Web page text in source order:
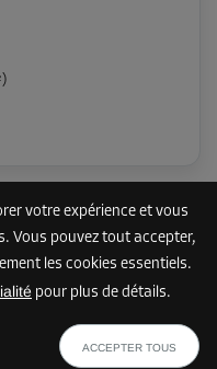
votre expérience et vous
Vous pouvez tout accepter,
les cookies essentiels.
pour plus de détails.
ACCEPTER TOUS
)
AFFICHER LE PLAN